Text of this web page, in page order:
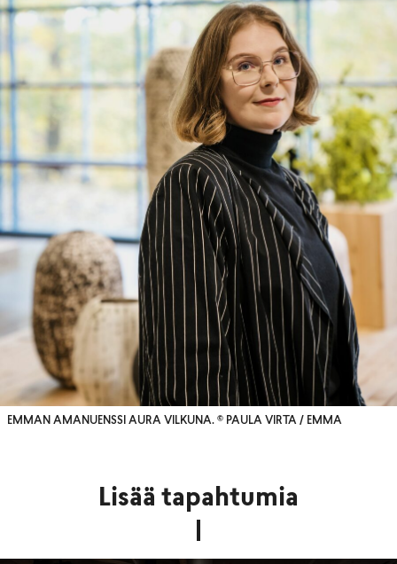
EMMAN AMANUENSSI AURA VILKUNA. © PAULA VIRTA / EMMA
Lisää tapahtumia